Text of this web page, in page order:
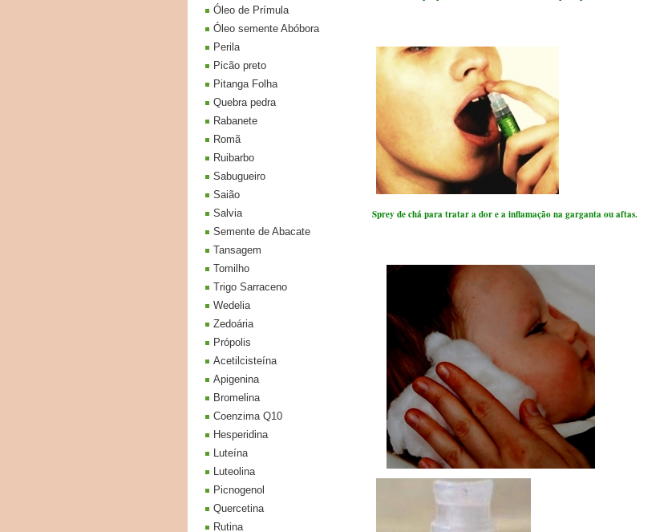
Sprey de chá para tratar a dor e a inflamação na garganta ou aftas.
Óleo de Prímula
Óleo semente Abóbora
Perila
Picão preto
Pitanga Folha
Quebra pedra
Rabanete
Romã
Ruibarbo
Sabugueiro
Saião
Salvia
Semente de Abacate
Tansagem
Tomilho
Trigo Sarraceno
Wedelia
Zedoária
Própolis
Acetilcisteína
Apigenina
Bromelina
Coenzima Q10
Hesperidina
Luteína
Luteolina
Picnogenol
Quercetina
Rutina